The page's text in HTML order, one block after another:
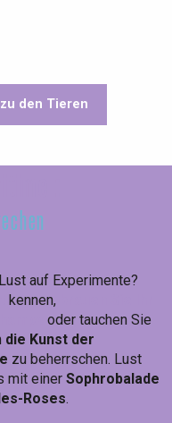
den Tieren
auf Experimente?
kennen,
oder tauchen Sie
die Kunst der
zu beherrschen. Lust
mit einer Sophrobalade
Roses.